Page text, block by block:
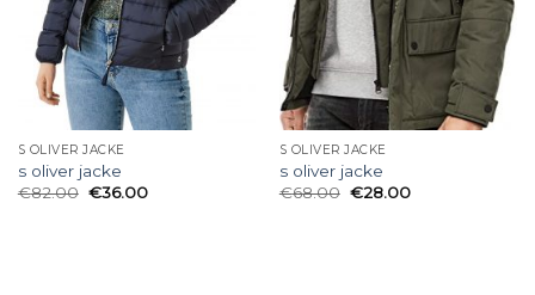
S OLIVER JACKE
s oliver jacke
€82.00 €36.00
S OLIVER JACKE
s oliver jacke
€68.00 €28.00